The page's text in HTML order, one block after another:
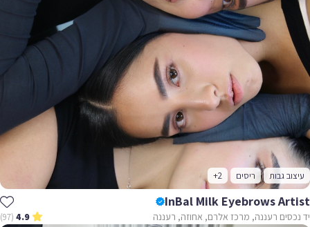
עיצוב גבות ריסים +2
InBal Milk Eyebrows Artist
יד נכסים רעננה, מרכז אלרם, אחוזה, רעננה 4.9
(97)